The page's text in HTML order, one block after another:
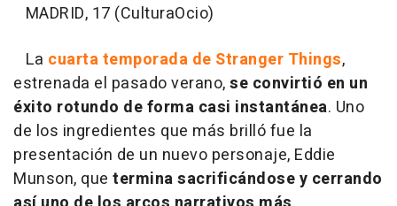
MADRID, 17 (CulturaOcio)
La cuarta temporada de Stranger Things,
estrenada el pasado verano,se convirtió en un
éxito rotundo de forma casi instantánea. Uno
de los ingredientes que más brilló fue la
presentación de un nuevo personaje, Eddie
Munson, que termina sacrificándose y cerrando